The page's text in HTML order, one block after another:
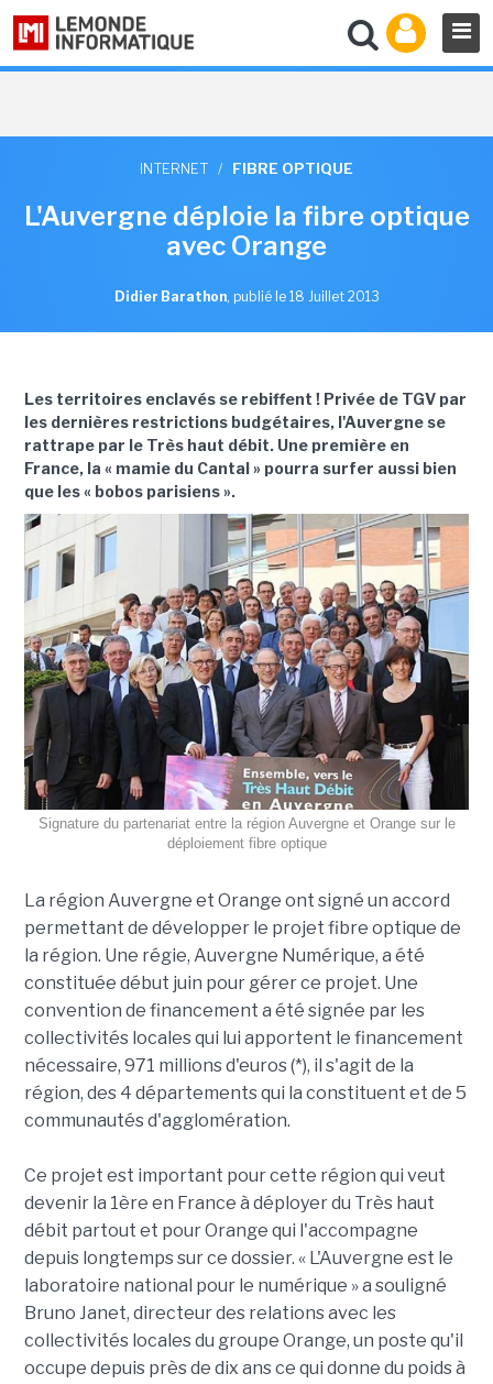
INTERNET / FIBRE OPTIQUE
L'Auvergne déploie la fibre optique
avec Orange
Didier Barathon, publié le 18 Juillet 2013
Les territoires enclavés se rebiffent ! Privée de TGV par
les dernières restrictions budgétaires, l'Auvergne se
rattrape par le Très haut débit. Une première en
France, la « mamie du Cantal » pourra surfer aussi bien
que les « bobos parisiens ».
Signature du partenariat entre la région Auvergne et Orange sur le
déploiement fibre optique
La région Auvergne et Orange ont signé un accord
permettant de développer le projet fibre optique de
la région. Une régie, Auvergne Numérique, a été
constituée début juin pour gérer ce projet. Une
convention de financement a été signée par les
collectivités locales qui lui apportent le financement
nécessaire, 971 millions d'euros (*), il s'agit de la
région, des 4 départements qui la constituent et de 5
communautés d'agglomération.
Ce projet est important pour cette région qui veut
devenir la 1ère en France à déployer du Très haut
débit partout et pour Orange qui l'accompagne
depuis longtemps sur ce dossier. « L'Auvergne est le
laboratoire national pour le numérique » a souligné
Bruno Janet, directeur des relations avec les
collectivités locales du groupe Orange, un poste qu'il
occupe depuis près de dix ans ce qui donne du poids à